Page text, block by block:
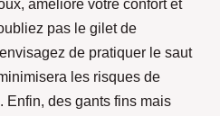
améliore votre confort et
pas le gilet de
de pratiquer le saut
les risques de
Enfin, des gants fins mais